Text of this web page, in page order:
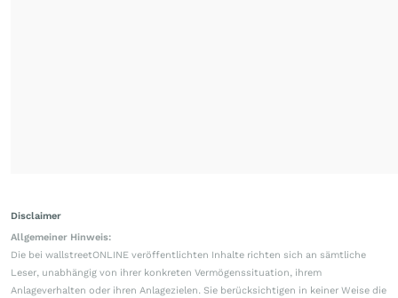
Disclaimer
Allgemeiner Hinweis:
Die bei wallstreetONLINE veröffentlichten Inhalte richten sich an sämtliche
Leser, unabhängig von ihrer konkreten Vermögenssituation, ihrem
Anlageverhalten oder ihren Anlagezielen. Sie berücksichtigen in keiner Weise die